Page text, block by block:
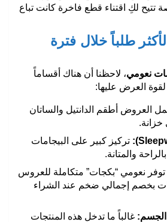
تتيح لكِ اقتناء قطع فاخرة كانت تباع
طلباً خلال فترة
نعومي، لاحظنا أن هناك أقساماً
لقوة العرض عليها:
العروض أطقم الدانتيل والساتان
خزانة.
تركيز كبير على البيجامات
والمتانة.
توفر نعومي “بكجات” متكاملة للعروس
بخصم إجمالي ضخم عند الشراء
: غالباً ما تدخل هذه المنتجات